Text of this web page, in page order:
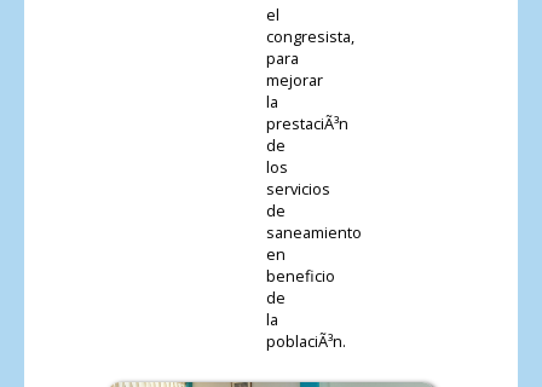
el
congresista,
para
mejorar
la
prestaciÃ³n
de
los
servicios
de
saneamiento
en
beneficio
de
la
poblaciÃ³n.